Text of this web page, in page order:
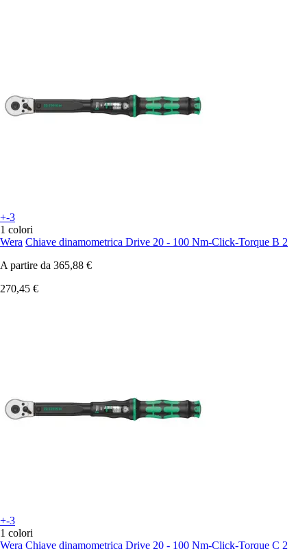
+-3
1 colori
Wera Chiave dinamometrica Drive 20 - 100 Nm-Click-Torque B 2
A partire da 365,88 €
270,45 €
+-3
1 colori
Wera Chiave dinamometrica Drive 20 - 100 Nm-Click-Torque C 2